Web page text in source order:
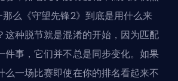
么《守望先锋2》到底是用什么来
这种脱节就是混淆的开始，因为匹配
件事，它们并不总是同步变化。如果
么一场比赛即使在你的排名看起来不